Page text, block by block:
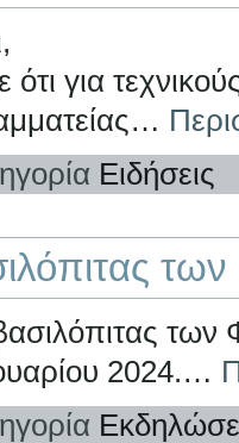
για
Ειδήσεις
2024.…